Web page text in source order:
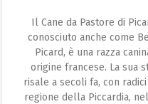
Il Cane da Pastore di
conosciuto anche come
Picard, è una razza
origine francese. La sua
risale a secoli fa, con
regione della Piccardia,